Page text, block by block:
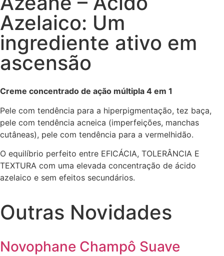
Azelaico: Um
ingrediente ativo em
ascensão
Creme concentrado de ação múltipla 4 em 1
Pele com tendência para a hiperpigmentação, tez baça,
pele com tendência acneica (imperfeições, manchas
cutâneas), pele com tendência para a vermelhidão.
O equilíbrio perfeito entre EFICÁCIA, TOLERÂNCIA E
TEXTURA com uma elevada concentração de ácido
azelaico e sem efeitos secundários.
Outras Novidades
Novophane Champô Suave